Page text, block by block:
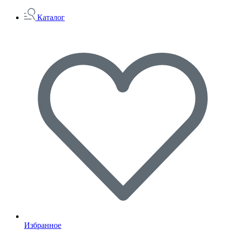
Каталог
Избранное